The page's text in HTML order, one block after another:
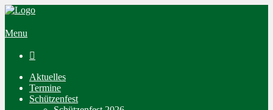
Menu

Aktuelles
Termine
Schützenfest